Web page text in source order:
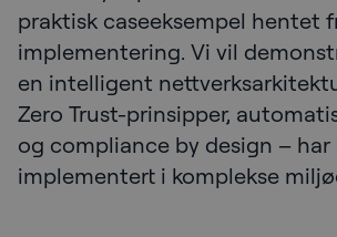
praktisk caseeksempel hentet
implementering. Vi vil
en intelligent
Zero Trust-prinsipper,
og compliance by design –
implementert i komplekse